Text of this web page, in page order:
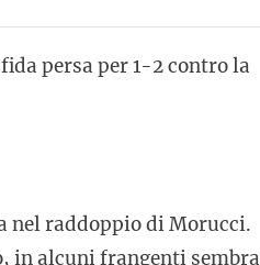
persa per 1-2 contro la
nel raddoppio di Morucci.
in alcuni frangenti sembra